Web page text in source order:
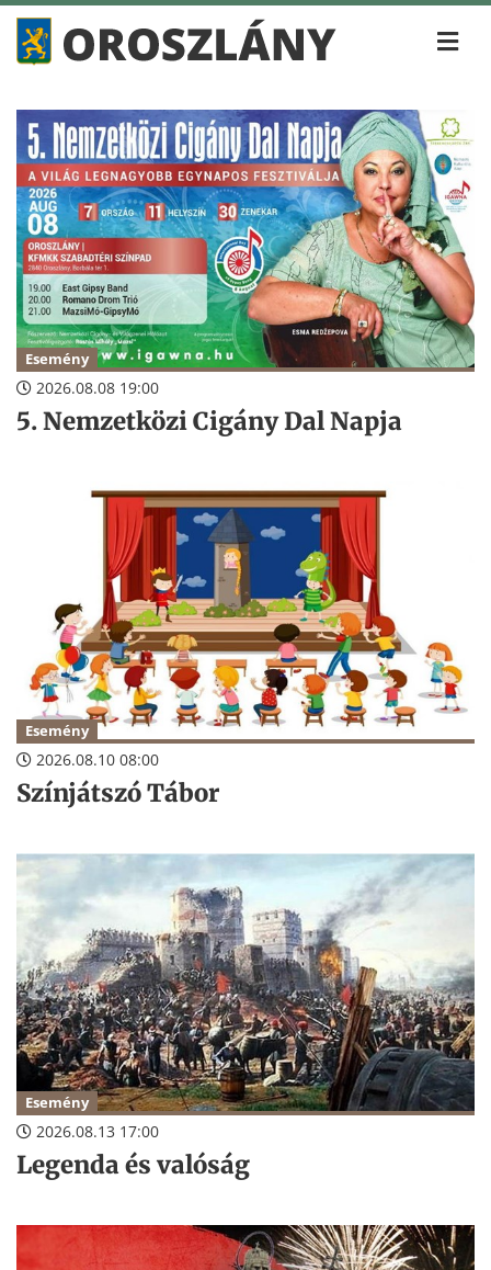
Esemény
2026.08.08 19:00
5. Nemzetközi Cigány Dal Napja
Esemény
2026.08.10 08:00
Színjátszó Tábor
Esemény
2026.08.13 17:00
Legenda és valóság